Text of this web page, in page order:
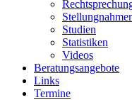
Studien
Statistiken
Videos
Beratungsangebote
Links
Termine